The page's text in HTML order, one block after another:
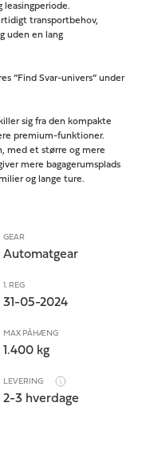
leasingperiode.
transportbehov,
uden en lang
”Find Svar-univers” under
sig fra den kompakte
premium-funktioner.
med et større og mere
mere bagagerumsplads
og lange ture.
GEAR
Automatgear
1. REG
31-05-2024
MAX PÅHÆNG
1.400 kg
LEVERING
2-3 hverdage